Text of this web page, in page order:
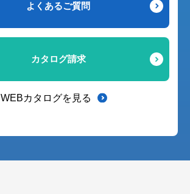
よくあるご質問
カタログ請求
WEBカタログを見る